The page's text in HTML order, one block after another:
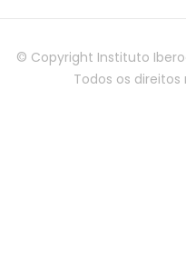
© Copyright Instituto
Todos os direitos